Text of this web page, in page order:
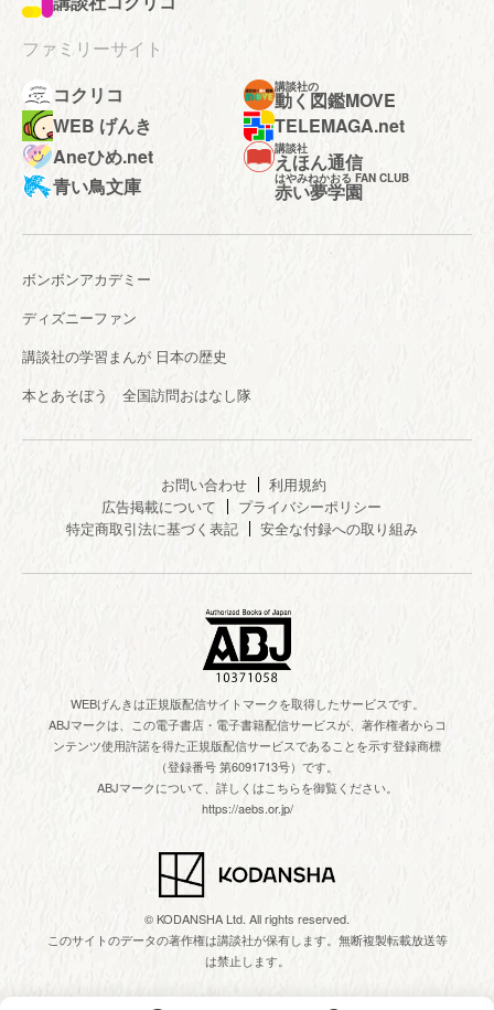
ファミリーサイト
コクリコ
講談社の
動く図鑑MOVE
WEB げんき
TELEMAGA.net
Aneひめ.net
講談社
えほん通信
青い鳥文庫
はやみねかおる FAN CLUB
赤い夢学園
ボンボンアカデミー
ディズニーファン
講談社の学習まんが 日本の歴史
本とあそぼう 全国訪問おはなし隊
お問い合わせ
利用規約
広告掲載について
プライバシーポリシー
特定商取引法に基づく表記
安全な付録への取り組み
WEBげんきは正規版配信サイトマークを取得したサービスです。
ABJマークは、この電子書店・電子書籍配信サービスが、著作権者からコ
ンテンツ使用許諾を得た正規版配信サービスであることを示す登録商標
（登録番号 第6091713号）です。
ABJマークについて、詳しくはこちらを御覧ください。
https://aebs.or.jp/
© KODANSHA Ltd. All rights reserved.
このサイトのデータの著作権は講談社が保有します。無断複製転載放送等
は禁止します。